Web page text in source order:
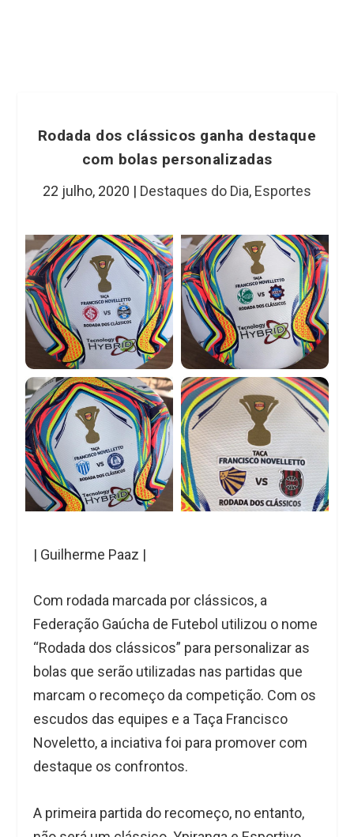
Rodada dos clássicos ganha destaque
com bolas personalizadas
22 julho, 2020 | Destaques do Dia, Esportes
| Guilherme Paaz |
Com rodada marcada por clássicos, a
Federação Gaúcha de Futebol utilizou o nome
“Rodada dos clássicos” para personalizar as
bolas que serão utilizadas nas partidas que
marcam o recomeço da competição. Com os
escudos das equipes e a Taça Francisco
Noveletto, a inciativa foi para promover com
destaque os confrontos.
A primeira partida do recomeço, no entanto,